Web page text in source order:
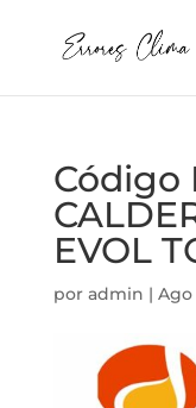
Código
EVOL
por admin | Ago